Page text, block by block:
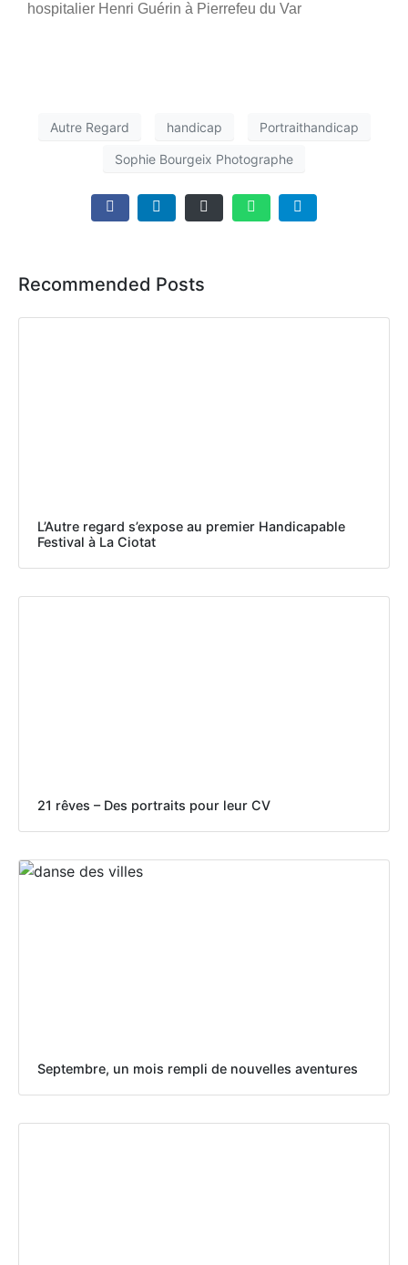
hospitalier Henri Guérin à Pierrefeu du Var
Autre Regard handicap Portraithandicap
Sophie Bourgeix Photographe
Recommended Posts
L’Autre regard s’expose au premier Handicapable
Festival à La Ciotat
21 rêves – Des portraits pour leur CV
Septembre, un mois rempli de nouvelles aventures